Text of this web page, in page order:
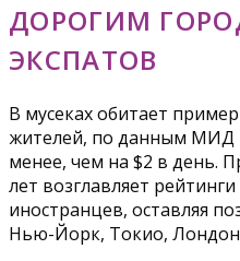
ДОРОГИМ
ЭКСПАТОВ
В мусеках обитает
жителей, по данным МИД
менее, чем на $2 в день.
лет возглавляет
иностранцев, оставляя
Нью-Йорк, Токио,